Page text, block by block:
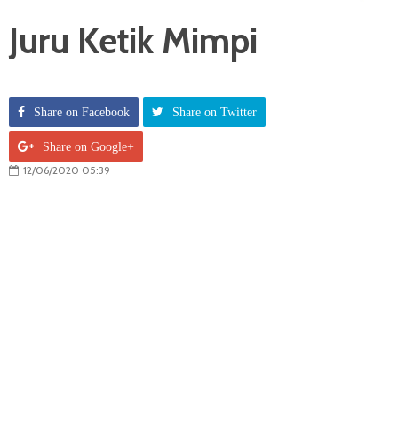
Juru Ketik Mimpi
Share on Facebook Share on Twitter
Share on Google+
12/06/2020 05:39